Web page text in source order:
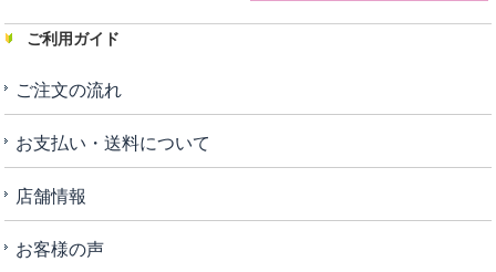
ご利用ガイド
ご注文の流れ
お支払い・送料について
店舗情報
お客様の声